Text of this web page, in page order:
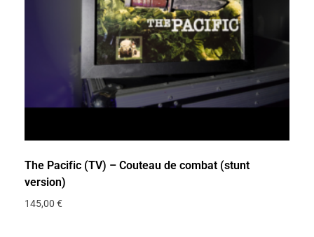
The Pacific (TV) – Couteau de combat (stunt
version)
145,00 €